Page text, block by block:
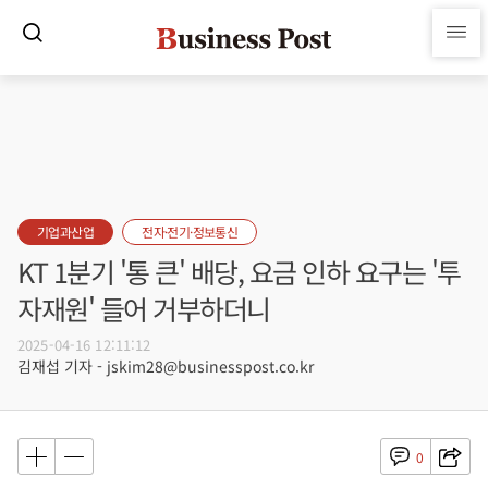
기업과산업 전자·전기·정보통신
KT 1분기 '통 큰' 배당, 요금 인하 요구는 '투
자재원' 들어 거부하더니
2025-04-16 12:11:12
김재섭 기자 - jskim28@businesspost.co.kr
0